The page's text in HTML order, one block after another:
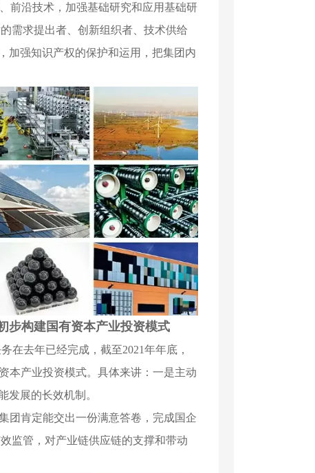
前沿技术，加强基础研究和应用基础研
需求提出者、创新组织者、技术供给
加强知识产权的保护和运用，把集团内
步构建国有资本产业投资模式
在去年已经完成，截至2021年年底，
本产业投资模式。具体来讲：一是主动
发展的长效机制。
团肯定能交出一份满意答卷，完成国企
监管，对产业链供应链的支撑和带动